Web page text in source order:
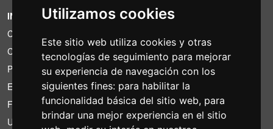
Utilizamos cookies
Este sitio web utiliza cookies y otras
tecnologías de seguimiento para mejorar
su experiencia de navegación con los
siguientes fines: para habilitar la
funcionalidad básica del sitio web, para
brindar una mejor experiencia en el sitio
INFORMACIÓN
Condiciones de alquiler
Cotizaciones
Paquetes de ahorro
Encontrado por menos?
Financiacion
Uso